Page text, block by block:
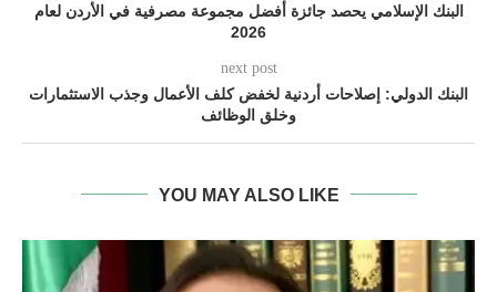
البنك الإسلامي يحصد جائزة أفضل مجموعة مصرفية في الأردن لعام
2026
next post
البنك الدولي: إصلاحات أردنية لخفض كلف الأعمال وجذب الاستثمارات
وخلق الوظائف
YOU MAY ALSO LIKE